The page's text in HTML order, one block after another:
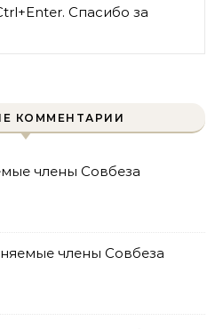
Спасибо за
КОММЕНТАРИИ
члены Совбеза
члены Совбеза